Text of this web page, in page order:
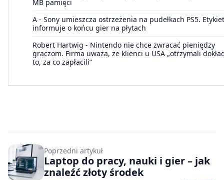
MB pamięci
A - Sony umieszcza ostrzeżenia na pudełkach PS5.
informuje o końcu gier na płytach
Robert Hartwig - Nintendo nie chce zwracać pieniędzy
graczom. Firma uważa, że klienci u USA „otrzymali
to, za co zapłacili”
Poprzedni artykuł
Laptop do pracy, nauki i gier – jak
znaleźć złoty środek